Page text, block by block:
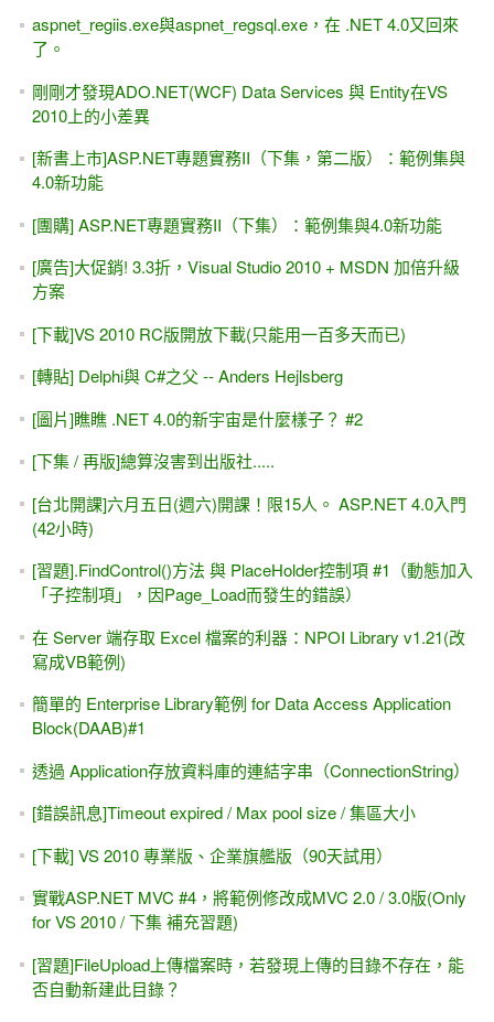
[給初學者的話] IT世界裡面，沒有一本搞定的「初學者聖經」
[勘誤]VS 2013因為ASP.NET FriendlyURLs（易記URL）產生
錯誤 -- 跨網頁張貼（Cross-Page Posting），微軟稱為「跨
網頁公布」
推薦文章--[入門經驗談]買幾本ASP.NET for C#的書就代表懂
C#？？
Web Service入門 #3，[小改版] 呼叫現成的Web Service 給我
的程式來用
ListView 的 ItemCommand事件中，找到是 "第幾列"執行的？
某一列的索引值？ ListViewDataItem的 DisplayIndex屬性 /
DataItemIndex屬性
[操作與設定] VS 2013 Express for Web（僅程式碼）請改為
"基本模式"
交稿以後，作者的產後憂鬱症。兼論「撒尿牛丸」之可行性
Web Service入門 #2，呼叫現成的Web Service 給我的程式
來用
[中文翻譯] ASP.NET 5 概觀 (ASP.NET 5 Overview，原作
Tom FitzMacken 2014/11/12)
該學ASP或是ASP.NET？....從「驚見一本ASP新書上市」說
VS 2017上面找不到 .NET 4.7 ?
[習題]下集(ASP.NET專題實務 II) -- Ch 16. Dynamic Data網站
for VS 2010
[GridView] 資料繫結運算式？或是RowDataBound事件來作？
[VB / C#] List 排序(sort)的作法 from 微軟msdn網站
WCF 新手入門 #3 -- 撰寫Client端程式，引用WCF (如何呼叫
[YouTube線上教學] -- MIS2000 Lab.開始提供 ASP.NET 線上